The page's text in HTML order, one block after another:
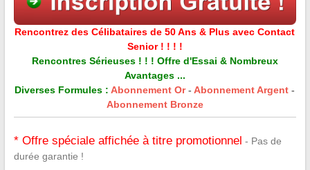
Rencontrez des Célibataires de 50 Ans & Plus avec Contact
Senior ! ! ! !
Rencontres Sérieuses ! ! ! Offre d'Essai & Nombreux
Avantages ...
Diverses Formules : Abonnement Or-Abonnement Argent -
Abonnement Bronze
* Offre spéciale affichée à titre promotionnel - Pas de
durée garantie !